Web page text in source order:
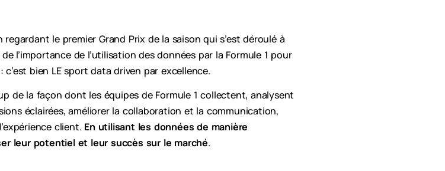
le premier Grand Prix de la saison qui s’est déroulé à
l’importance de l’utilisation des données par la Formule 1 pour
bien LE sport data driven par excellence.
de la façon dont les équipes de Formule 1 collectent, analysent
éclairées, améliorer la collaboration et la communication,
client. En utilisant les données de manière
leur potentiel et leur succès sur le marché.